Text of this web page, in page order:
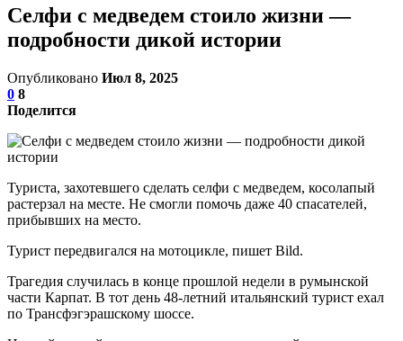
Селфи с медведем стоило жизни —
подробности дикой истории
Опубликовано Июл 8, 2025
0 8
Поделится
Туриста, захотевшего сделать селфи с медведем, косолапый
растерзал на месте. Не смогли помочь даже 40 спасателей,
прибывших на место.
Турист передвигался на мотоцикле, пишет Bild.
Трагедия случилась в конце прошлой недели в румынской
части Карпат. В тот день 48-летний итальянский турист ехал
по Трансфэгэрашскому шоссе.